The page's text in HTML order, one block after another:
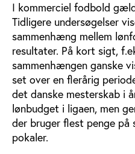
I kommerciel fodbold
Tidligere undersøgelser
sammenhæng mellem
resultater. På kort sigt,
sammenhængen ganske
set over en flerårig
det danske mesterskab i
lønbudget i ligaen, men
der bruger flest penge
pokaler.